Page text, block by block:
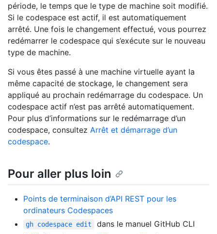
période, le temps que le type de machine soit modifié.
Si le codespace est actif, il est automatiquement
arrêté. Une fois le changement effectué, vous pourrez
redémarrer le codespace qui s’exécute sur le nouveau
type de machine.
Si vous êtes passé à une machine virtuelle ayant la
même capacité de stockage, le changement sera
appliqué au prochain redémarrage du codespace. Un
codespace actif n’est pas arrêté automatiquement.
Pour plus d’informations sur le redémarrage d’un
codespace, consultez Arrêt et démarrage d’un
codespace.
Pour aller plus loin
Points de terminaison d’API REST pour les
ordinateurs Codespaces
gh codespace edit
dans le manuel GitHub CLI